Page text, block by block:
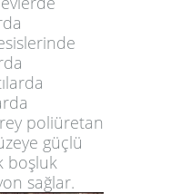
poliüretan
güçlü
boşluk
sağlar.